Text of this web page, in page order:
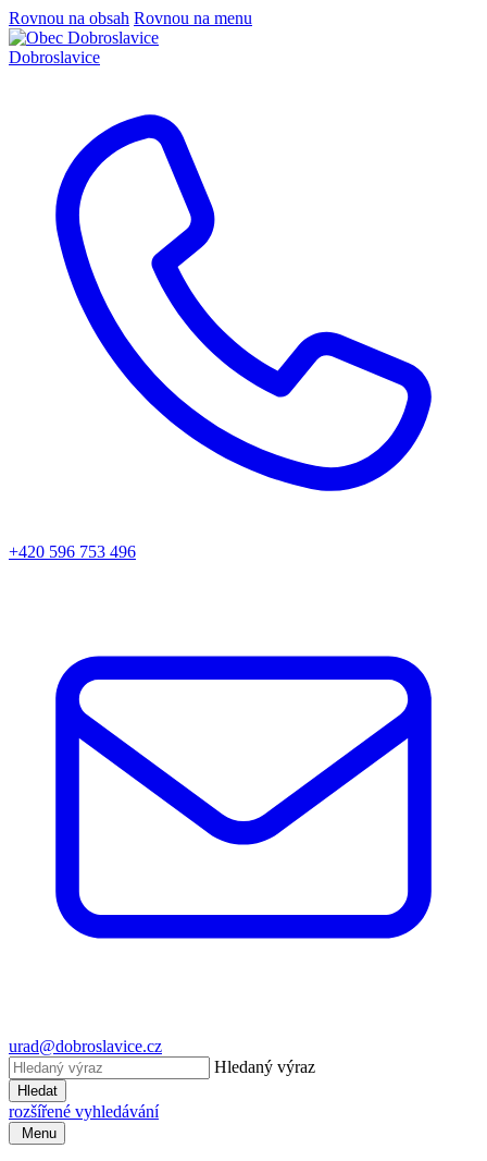
Rovnou na obsah Rovnou na menu
Dobroslavice
+420 596 753 496
urad@dobroslavice.cz
Hledaný výraz
Hledat
rozšířené vyhledávání
Menu